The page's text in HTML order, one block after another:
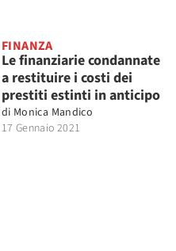
FINANZA
Le finanziarie condannate
a restituire i costi dei
prestiti estinti in anticipo
di Monica Mandico
17 Gennaio 2021